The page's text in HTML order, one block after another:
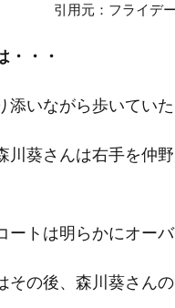
引用元：フライデー
・・・
添いながら歩いていた
川葵さんは右手を仲
ートは明らかにオー
その後、森川葵さん